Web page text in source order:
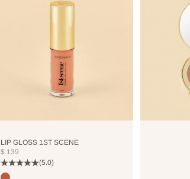
LIP GLOSS 1ST SCENE
PRECIO DE OFERTA
$ 139
(5.0)
Color